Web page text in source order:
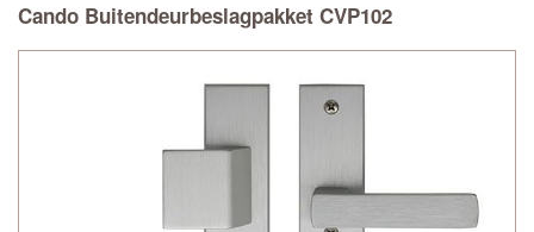
Cando Buitendeurbeslagpakket CVP102